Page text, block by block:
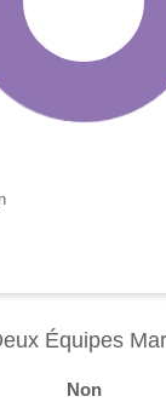
Équipes
Non